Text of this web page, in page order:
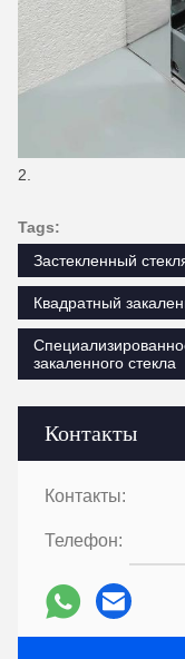
Контакты
Контакты:
Телефон:
Tags:
Застекленный
Квадратный
закаленного стекла